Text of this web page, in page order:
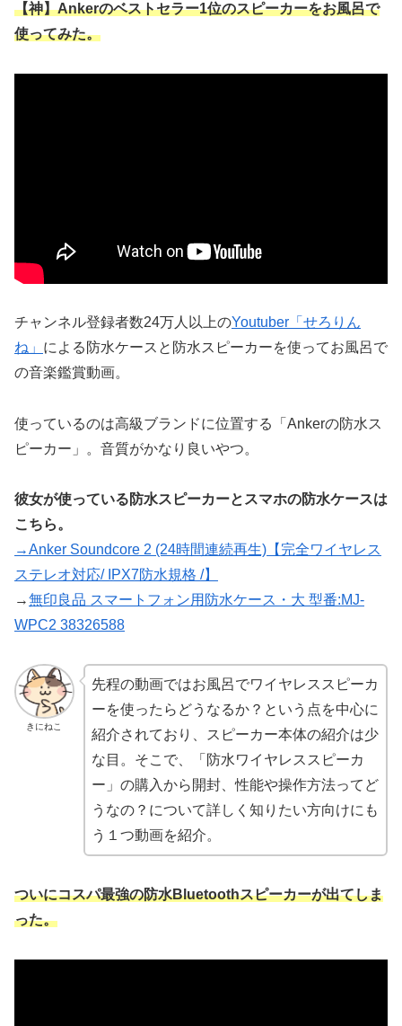
【神】Ankerのベストセラー1位のスピーカーをお風呂で
使ってみた。
チャンネル登録者数24万人以上のYoutuber「せろりん
ね」 による防水ケースと防水スピーカーを使ってお風呂で
の音楽鑑賞動画。
使っているのは高級ブランドに位置する「Ankerの防水ス
ピーカー」。音質がかなり良いやつ。
彼女が使っている防水スピーカーとスマホの防水ケースは
こちら。
→Anker Soundcore 2 (24時間連続再生)【完全ワイヤレス
ステレオ対応/ IPX7防水規格 /】
→無印良品 スマートフォン用防水ケース・大 型番:MJ-
WPC2 38326588
きにねこ
先程の動画ではお風呂でワイヤレススピーカ
ーを使ったらどうなるか？という点を中心に
紹介されており、スピーカー本体の紹介は少
な目。そこで、「防水ワイヤレススピーカ
ー」の購入から開封、性能や操作方法ってど
うなの？について詳しく知りたい方向けにも
う１つ動画を紹介。
ついにコスパ最強の防水Bluetoothスピーカーが出てしま
った。